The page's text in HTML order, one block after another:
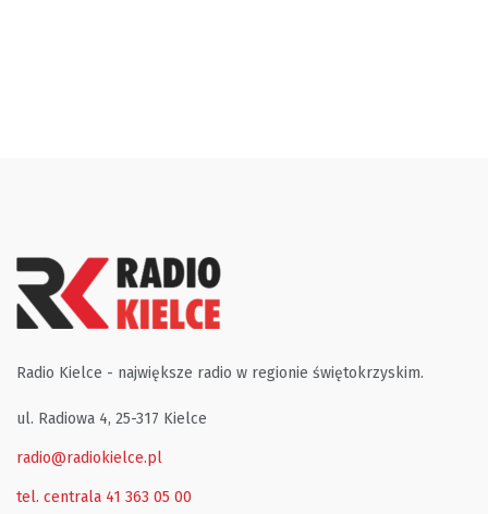
Radio Kielce - największe radio w regionie świętokrzyskim.
ul. Radiowa 4, 25-317 Kielce
radio@radiokielce.pl
tel. centrala 41 363 05 00